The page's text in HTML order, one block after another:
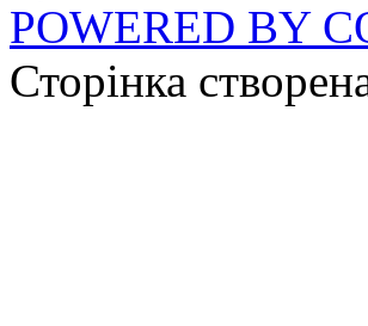
POWERED BY
Сторінка